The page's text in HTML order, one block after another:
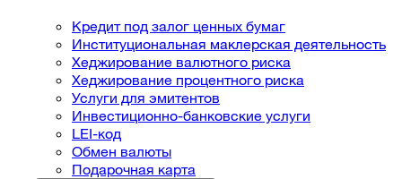
Кредит под залог ценных бумаг
Институциональная маклерская деятельность
Хеджирование валютного риска
Хеджирование процентного риска
Услуги для эмитентов
Инвестиционно-банковские услуги
LEI-код
Обмен валюты
Подарочная карта